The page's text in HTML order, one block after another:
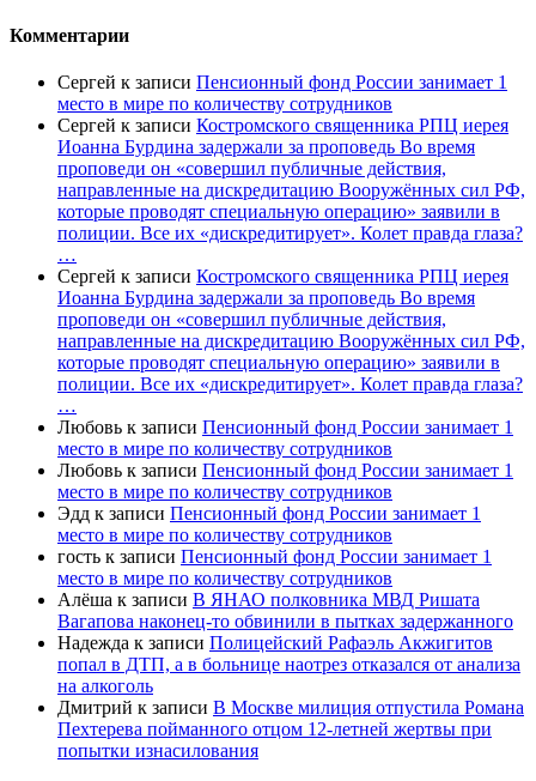
Комментарии
Сергей к записи Пенсионный фонд России занимает 1
место в мире по количеству сотрудников
Сергей к записи Костромского священника РПЦ иерея
Иоанна Бурдина задержали за проповедь Во время
проповеди он «совершил публичные действия,
направленные на дискредитацию Вооружённых сил РФ,
которые проводят специальную операцию» заявили в
полиции. Все их «дискредитирует». Колет правда глаза?
…
Сергей к записи Костромского священника РПЦ иерея
Иоанна Бурдина задержали за проповедь Во время
проповеди он «совершил публичные действия,
направленные на дискредитацию Вооружённых сил РФ,
которые проводят специальную операцию» заявили в
полиции. Все их «дискредитирует». Колет правда глаза?
…
Любовь к записи Пенсионный фонд России занимает 1
место в мире по количеству сотрудников
Любовь к записи Пенсионный фонд России занимает 1
место в мире по количеству сотрудников
Эдд к записи Пенсионный фонд России занимает 1
место в мире по количеству сотрудников
гость к записи Пенсионный фонд России занимает 1
место в мире по количеству сотрудников
Алёша к записи В ЯНАО полковника МВД Ришата
Вагапова наконец-то обвинили в пытках задержанного
Надежда к записи Полицейский Рафаэль Акжигитов
попал в ДТП, а в больнице наотрез отказался от анализа
на алкоголь
Дмитрий к записи В Москве милиция отпустила Романа
Пехтерева пойманного отцом 12-летней жертвы при
попытки изнасилования